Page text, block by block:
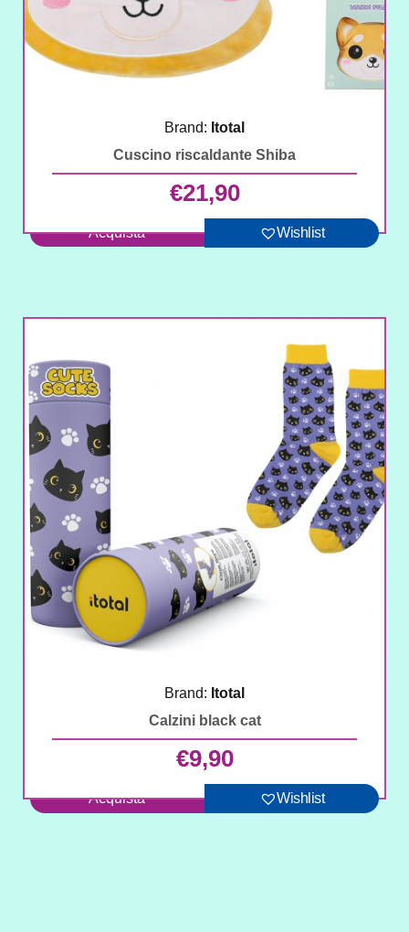
Brand: Itotal
Cuscino riscaldante Shiba
€21,90
Acquista Wishlist
Brand: Itotal
Calzini black cat
€9,90
Acquista Wishlist